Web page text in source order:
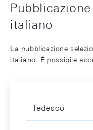
italiano
La pubblicazione
italiano. È possibile
Tedesco